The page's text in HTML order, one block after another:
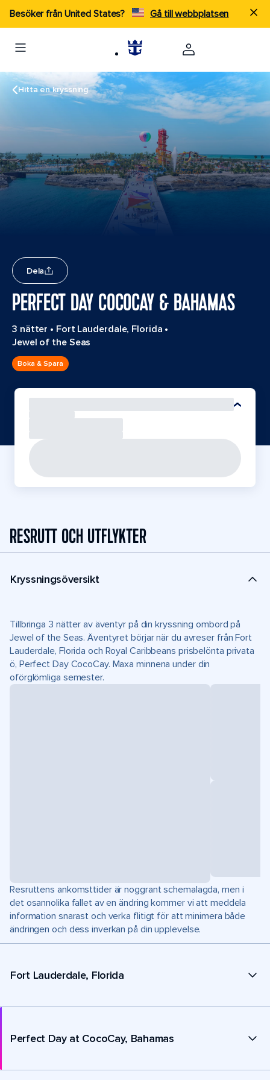
Besöker från United States? Gå till webbplatsen
Hitta en kryssning
Dela
PERFECT DAY COCOCAY & BAHAMAS
3 nätter • Fort Lauderdale, Florida •
Jewel of the Seas
Boka & Spara
RESRUTT OCH UTFLYKTER
Kryssningsöversikt
Tillbringa 3 nätter av äventyr på din kryssning ombord på
Jewel of the Seas. Äventyret börjar när du avreser från Fort
Lauderdale, Florida och Royal Caribbeans prisbelönta privata
ö, Perfect Day CocoCay. Maxa minnena under din
oförglömliga semester.
Resruttens ankomsttider är noggrant schemalagda, men i
det osannolika fallet av en ändring kommer vi att meddela
information snarast och verka flitigt för att minimera både
ändringen och dess inverkan på din upplevelse.
Fort Lauderdale, Florida
Perfect Day at CocoCay, Bahamas